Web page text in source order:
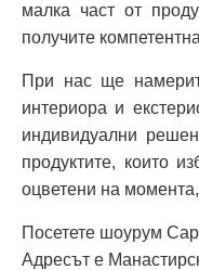
малка част от
получите
При нас ще
интериора и
индивидуални
продуктите, които
оцветени на
Посетете шоурум
Адресът е